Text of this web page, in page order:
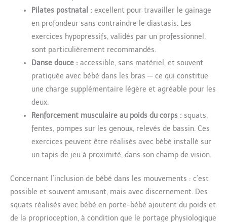
Pilates postnatal : excellent pour travailler le gainage
en profondeur sans contraindre le diastasis. Les
exercices hypopressifs, validés par un professionnel,
sont particulièrement recommandés.
Danse douce : accessible, sans matériel, et souvent
pratiquée avec bébé dans les bras — ce qui constitue
une charge supplémentaire légère et agréable pour les
deux.
Renforcement musculaire au poids du corps : squats,
fentes, pompes sur les genoux, relevés de bassin. Ces
exercices peuvent être réalisés avec bébé installé sur
un tapis de jeu à proximité, dans son champ de vision.
Concernant l’inclusion de bébé dans les mouvements : c’est
possible et souvent amusant, mais avec discernement. Des
squats réalisés avec bébé en porte-bébé ajoutent du poids et
de la proprioception, à condition que le portage physiologique